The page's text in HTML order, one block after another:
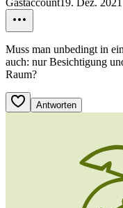
Muss man unbedingt in
auch: nur Besichtigung
Raum?
Antworten